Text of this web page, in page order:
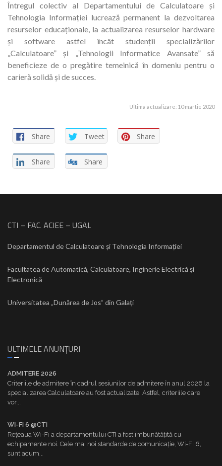
Întregul colectiv al Departamentului de Calculatoare și
Tehnologia Informației lucrează permanent la dezvoltarea
resurselor educaționale, la actualizarea resurselor hardware
și software astfel încât studenții specializărilor
„Calculatoare” și „Tehnologii Informatice Avansate” să
beneficieze de o pregătire temeinică în domeniu pentru o
carieră solidă și de succes.
Ultima actualizare: 10 martie 2020
Share Tweet Share
Share Share
CTI – FAC. ACIEE – UGAL
Departamentul de Calculatoare și Tehnologia Informației
Facultatea de Automatică, Calculatoare, Inginerie Electrică și
Electronică
Universitatea „Dunărea de Jos” din Galați
ULTIMELE ANUNȚURI
ADMITERE 2026
Criteriile de admitere în cadrul sesiunilor de admitere în anul 2026 la
specializarea Calculatoare au fost actualizate. Astfel, criteriile care
vor...
WI-FI 6 @CTI
Rețeaua Wi-Fi a departamentului CTI a fost îmbunătățită cu
echipamente noi. Cele mai noi standarde de comunicație, Wi-Fi 6,
sunt acum...